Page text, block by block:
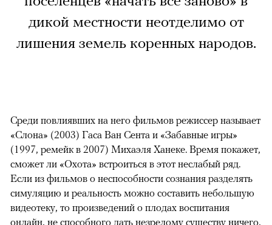
дикой местности неотделимо от
лишения земель коренных народов.
Среди повлиявших на него фильмов режиссер называет
«Слона» (2003) Гаса Ван Сента и «Забавные игры»
(1997, ремейк в 2007) Михаэля Ханеке. Время покажет,
сможет ли «Охота» встроиться в этот неслабый ряд.
Если из фильмов о неспособности сознания разделять
симуляцию и реальность можно составить небольшую
видеотеку, то произведений о плодах воспитания
онлайн, не способного дать незрелому существу ничего,